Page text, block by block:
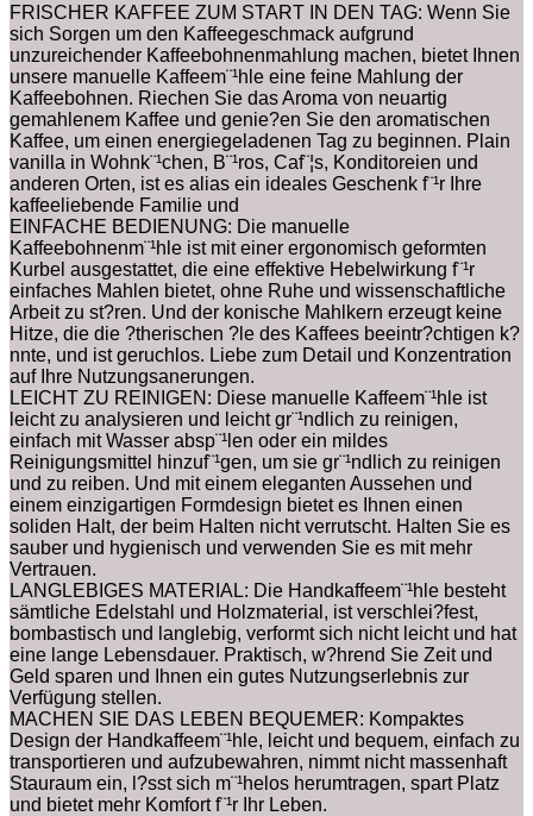
FRISCHER KAFFEE ZUM START IN DEN TAG: Wenn Sie
sich Sorgen um den Kaffeegeschmack aufgrund
unzureichender Kaffeebohnenmahlung machen, bietet Ihnen
unsere manuelle Kaffeem¨¹hle eine feine Mahlung der
Kaffeebohnen. Riechen Sie das Aroma von neuartig
gemahlenem Kaffee und genie?en Sie den aromatischen
Kaffee, um einen energiegeladenen Tag zu beginnen. Plain
vanilla in Wohnk¨¹chen, B¨¹ros, Caf¨¦s, Konditoreien und
anderen Orten, ist es alias ein ideales Geschenk f¨¹r Ihre
kaffeeliebende Familie und
EINFACHE BEDIENUNG: Die manuelle
Kaffeebohnenm¨¹hle ist mit einer ergonomisch geformten
Kurbel ausgestattet, die eine effektive Hebelwirkung f¨¹r
einfaches Mahlen bietet, ohne Ruhe und wissenschaftliche
Arbeit zu st?ren. Und der konische Mahlkern erzeugt keine
Hitze, die die ?therischen ?le des Kaffees beeintr?chtigen k?
nnte, und ist geruchlos. Liebe zum Detail und Konzentration
auf Ihre Nutzungsanerungen.
LEICHT ZU REINIGEN: Diese manuelle Kaffeem¨¹hle ist
leicht zu analysieren und leicht gr¨¹ndlich zu reinigen,
einfach mit Wasser absp¨¹len oder ein mildes
Reinigungsmittel hinzuf¨¹gen, um sie gr¨¹ndlich zu reinigen
und zu reiben. Und mit einem eleganten Aussehen und
einem einzigartigen Formdesign bietet es Ihnen einen
soliden Halt, der beim Halten nicht verrutscht. Halten Sie es
sauber und hygienisch und verwenden Sie es mit mehr
Vertrauen.
LANGLEBIGES MATERIAL: Die Handkaffeem¨¹hle besteht
sämtliche Edelstahl und Holzmaterial, ist verschlei?fest,
bombastisch und langlebig, verformt sich nicht leicht und hat
eine lange Lebensdauer. Praktisch, w?hrend Sie Zeit und
Geld sparen und Ihnen ein gutes Nutzungserlebnis zur
Verfügung stellen.
MACHEN SIE DAS LEBEN BEQUEMER: Kompaktes
Design der Handkaffeem¨¹hle, leicht und bequem, einfach zu
transportieren und aufzubewahren, nimmt nicht massenhaft
Stauraum ein, l?sst sich m¨¹helos herumtragen, spart Platz
und bietet mehr Komfort f¨¹r Ihr Leben.